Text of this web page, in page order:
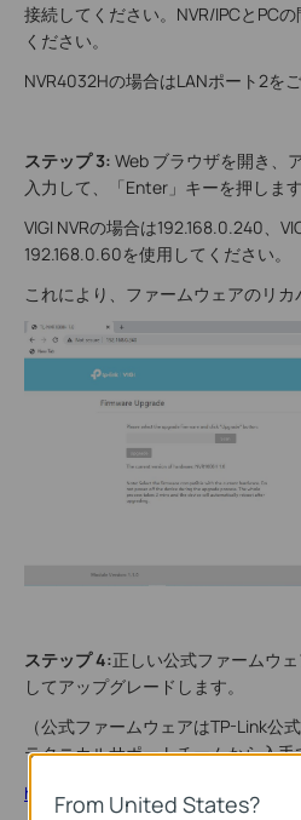
接続してください。NVR/IPCとPC
ください。
NVR4032Hの場合はLANポート2を
ステップ 3: Web ブラウザを開き、
入力して、「Enter」キーを押します
VIGI NVRの場合は192.168.0.240、
192.168.0.60を使用してください。
これにより、ファームウェアのリカ
ステップ 4:正しい公式ファームウ
してアップグレードします。
（公式ファームウェアはTP-Link公
テクニカルサポートチームから入手
https://www.tp-link.com/en/vigi/
From United States?